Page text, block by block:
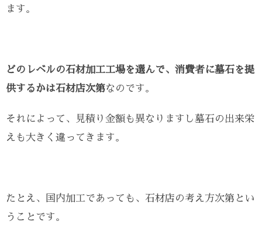
ます。
どのレベルの石材加工工場を選んで、消費者に墓石を提
供するかは石材店次第なのです。
それによって、見積り金額も異なりますし墓石の出来栄
えも大きく違ってきます。
たとえ、国内加工であっても、石材店の考え方次第とい
うことです。